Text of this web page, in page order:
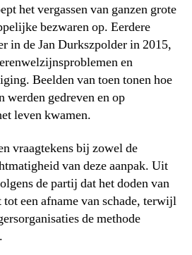
het vergassen van ganzen grote
bezwaren op. Eerdere
in de Jan Durkszpolder in 2015,
en
Beelden van toen tonen hoe
werden gedreven en op
leven kwamen.
vraagtekens bij zowel de
van deze aanpak. Uit
de partij dat het doden van
een afname van schade, terwijl
de methode